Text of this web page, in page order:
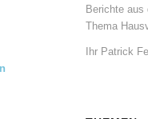
Berichte aus
Thema
Ihr Patrick